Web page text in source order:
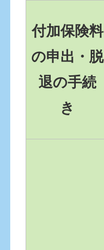
付加保険料
の申出・脱
退の手続
き